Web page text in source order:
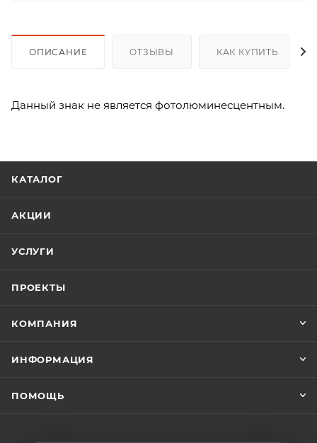
ОПИСАНИЕ ОТЗЫВЫ КАК КУПИТЬ
Данный знак не является фотолюминесцентным.
КАТАЛОГ
АКЦИИ
УСЛУГИ
ПРОЕКТЫ
КОМПАНИЯ
ИНФОРМАЦИЯ
ПОМОЩЬ